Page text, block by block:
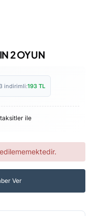
2 OYUN
indirimli:193 TL
ile
Ver